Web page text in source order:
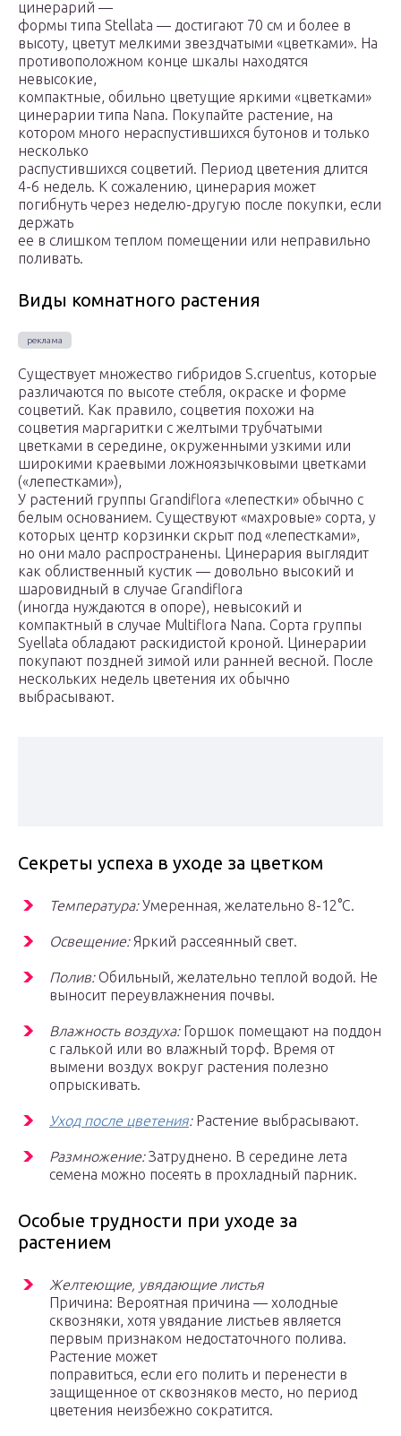
цинерарий —
формы типа Stellata — достигают 70 см и более в
высоту, цветут мелкими звездчатыми «цветками». На
противоположном конце шкалы находятся
невысокие,
компактные, обильно цветущие яркими «цветками»
цинерарии типа Nana. Покупайте растение, на
котором много нераспустившихся бутонов и только
несколько
распустившихся соцветий. Период цветения длится
4-6 недель. К сожалению, цинерария может
погибнуть через неделю-другую после покупки, если
держать
ее в слишком теплом помещении или неправильно
поливать.
Виды комнатного растения
Существует множество гибридов S.cruentus, которые
различаются по высоте стебля, окраске и форме
соцветий. Как правило, соцветия похожи на
соцветия маргаритки с желтыми трубчатыми
цветками в середине, окруженными узкими или
широкими краевыми ложноязычковыми цветками
(«лепестками»),
У растений группы Grandiflora «лепестки» обычно с
белым основанием. Существуют «махровые» сорта, у
которых центр корзинки скрыт под «лепестками»,
но они мало распространены. Цинерария выглядит
как облиственный кустик — довольно высокий и
шаровидный в случае Grandiflora
(иногда нуждаются в опоре), невысокий и
компактный в случае Multiflora Nana. Сорта группы
Syellata обладают раскидистой кроной. Цинерарии
покупают поздней зимой или ранней весной. После
нескольких недель цветения их обычно
выбрасывают.
Секреты успеха в уходе за цветком
Температура:Умеренная, желательно 8-12°С.
Освещение:Яркий рассеянный свет.
Полив: Обильный, желательно теплой водой. Не
выносит переувлажнения почвы.
Влажность воздуха: Горшок помещают на поддон
с галькой или во влажный торф. Время от
вымени воздух вокруг растения полезно
опрыскивать.
Уход после цветения: Растение выбрасывают.
Размножение:Затруднено. В середине лета
семена можно посеять в прохладный парник.
Особые трудности при уходе за
растением
Желтеющие, увядающие листья
Причина: Вероятная причина — холодные
сквозняки, хотя увядание листьев является
первым признаком недостаточного полива.
Растение может
поправиться, если его полить и перенести в
защищенное от сквозняков место, но период
цветения неизбежно сократится.